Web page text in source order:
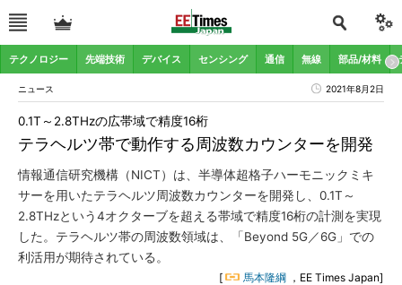
テクノロジー 先端技術 デバイス センシング 通信 無線 部品/材料
ニュース 2021年8月2日
テラヘルツ帯で動作する周波数カウンターを開発
0.1T～2.8THzの広帯域で精度16桁
情報通信研究機構（NICT）は、半導体超格子ハーモニックミキ
サーを用いたテラヘルツ周波数カウンターを開発し、0.1T～
2.8THzという4オクターブを超える帯域で精度16桁の計測を実現
した。テラヘルツ帯の周波数領域は、「Beyond 5G／6G」での
利活用が期待されている。
[ 馬本隆綱 ，EE Times Japan]